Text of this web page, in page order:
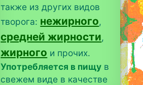
также из других видов
творога: нежирного,
средней жирности,
жирного и прочих.
Употребляется в пищу в
свежем виде в качестве